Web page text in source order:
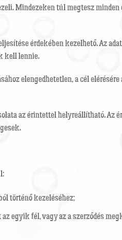
Mindezeken túl megtesz
érdekében kezelhető. Az
kell lennie.
elengedhetetlen, a cél
az érintettel helyreállítható.
történő kezeléséhez;
egyik fél, vagy az a szerződés